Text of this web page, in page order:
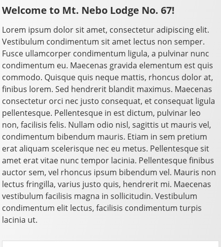
Welcome to Mt. Nebo Lodge No. 67!
Lorem ipsum dolor sit amet, consectetur adipiscing elit.
Vestibulum condimentum sit amet lectus non semper.
Fusce ullamcorper condimentum ligula, a pulvinar nunc
condimentum eu. Maecenas gravida elementum est quis
commodo. Quisque quis neque mattis, rhoncus dolor at,
finibus lorem. Sed hendrerit blandit maximus. Maecenas
consectetur orci nec justo consequat, et consequat ligula
pellentesque. Pellentesque in est dictum, pulvinar leo
non, facilisis felis. Nullam odio nisl, sagittis ut mauris vel,
condimentum bibendum mauris. Etiam in sem pretium
erat aliquam scelerisque nec eu metus. Pellentesque sit
amet erat vitae nunc tempor lacinia. Pellentesque finibus
auctor sem, vel rhoncus ipsum bibendum vel. Mauris non
lectus fringilla, varius justo quis, hendrerit mi. Maecenas
vestibulum facilisis magna in sollicitudin. Vestibulum
condimentum elit lectus, facilisis condimentum turpis
lacinia ut.